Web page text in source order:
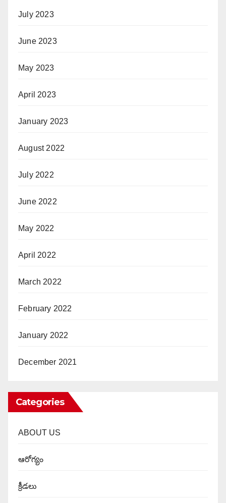
July 2023
June 2023
May 2023
April 2023
January 2023
August 2022
July 2022
June 2022
May 2022
April 2022
March 2022
February 2022
January 2022
December 2021
Categories
ABOUT US
ఆరోగ్యం
క్రీడలు